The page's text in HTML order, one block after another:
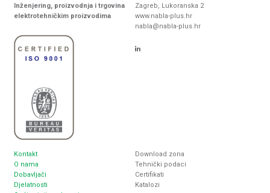
Inženjering, proizvodnja i trgovina
elektrotehničkim proizvodima
Zagreb, Lukoranska 2
www.nabla-plus.hr
nabla@nabla-plus.hr
Kontakt
O nama
Dobavljači
Djelatnosti
Download zona
Tehnički podaci
Certifikati
Katalozi